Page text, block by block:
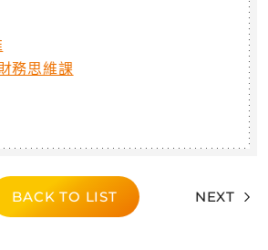
務思維課
BACK TO LIST NEXT